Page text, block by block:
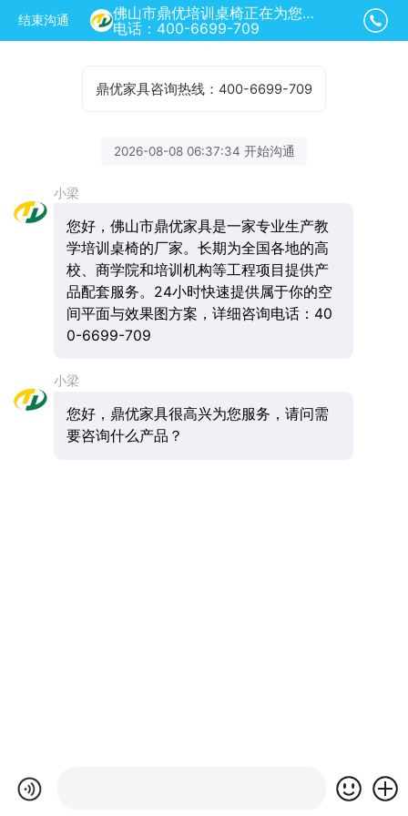
结束沟通
佛山市鼎优培训桌椅正在为您服务
电话：400-6699-709
鼎优家具咨询热线：400-6699-709
2026-08-08 06:37:34 开始沟通
小梁
您好，佛山市鼎优家具是一家专业生产教
学培训桌椅的厂家。长期为全国各地的高
校、商学院和培训机构等工程项目提供产
品配套服务。24小时快速提供属于你的空
间平面与效果图方案，详细咨询电话：40
0-6699-709
小梁
您好，鼎优家具很高兴为您服务，请问需
要咨询什么产品？